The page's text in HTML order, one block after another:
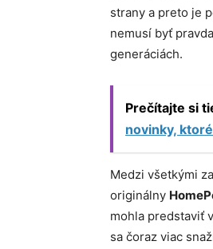
strany a preto je
nemusí byť
generáciách.
Prečítajte si
novinky,
Medzi všetkými
originálny
mohla predstaviť
sa čoraz viac